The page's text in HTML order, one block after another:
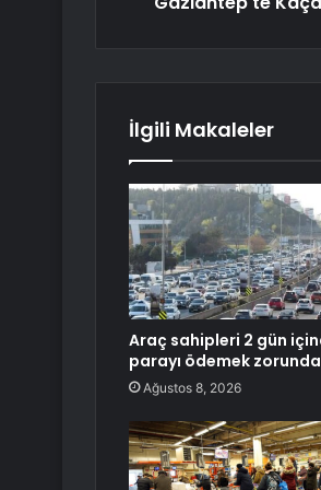
İlgili Makaleler
Araç sahipleri 2 gün
parayı ödemek zorunda
Ağustos 8, 2026